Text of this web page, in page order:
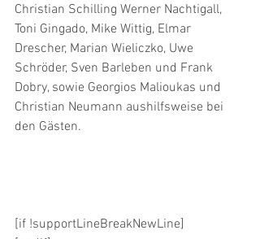
Christian Schilling Werner Nachtigall,
Toni Gingado, Mike Wittig, Elmar
Drescher, Marian Wieliczko, Uwe
Schröder, Sven Barleben und Frank
Dobry, sowie Georgios Malioukas und
Christian Neumann aushilfsweise bei
den Gästen.
[if !supportLineBreakNewLine]